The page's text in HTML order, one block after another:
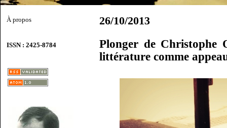
À propos
ISSN : 2425-8784
26/10/2013
Plonger de Christophe
littérature comme